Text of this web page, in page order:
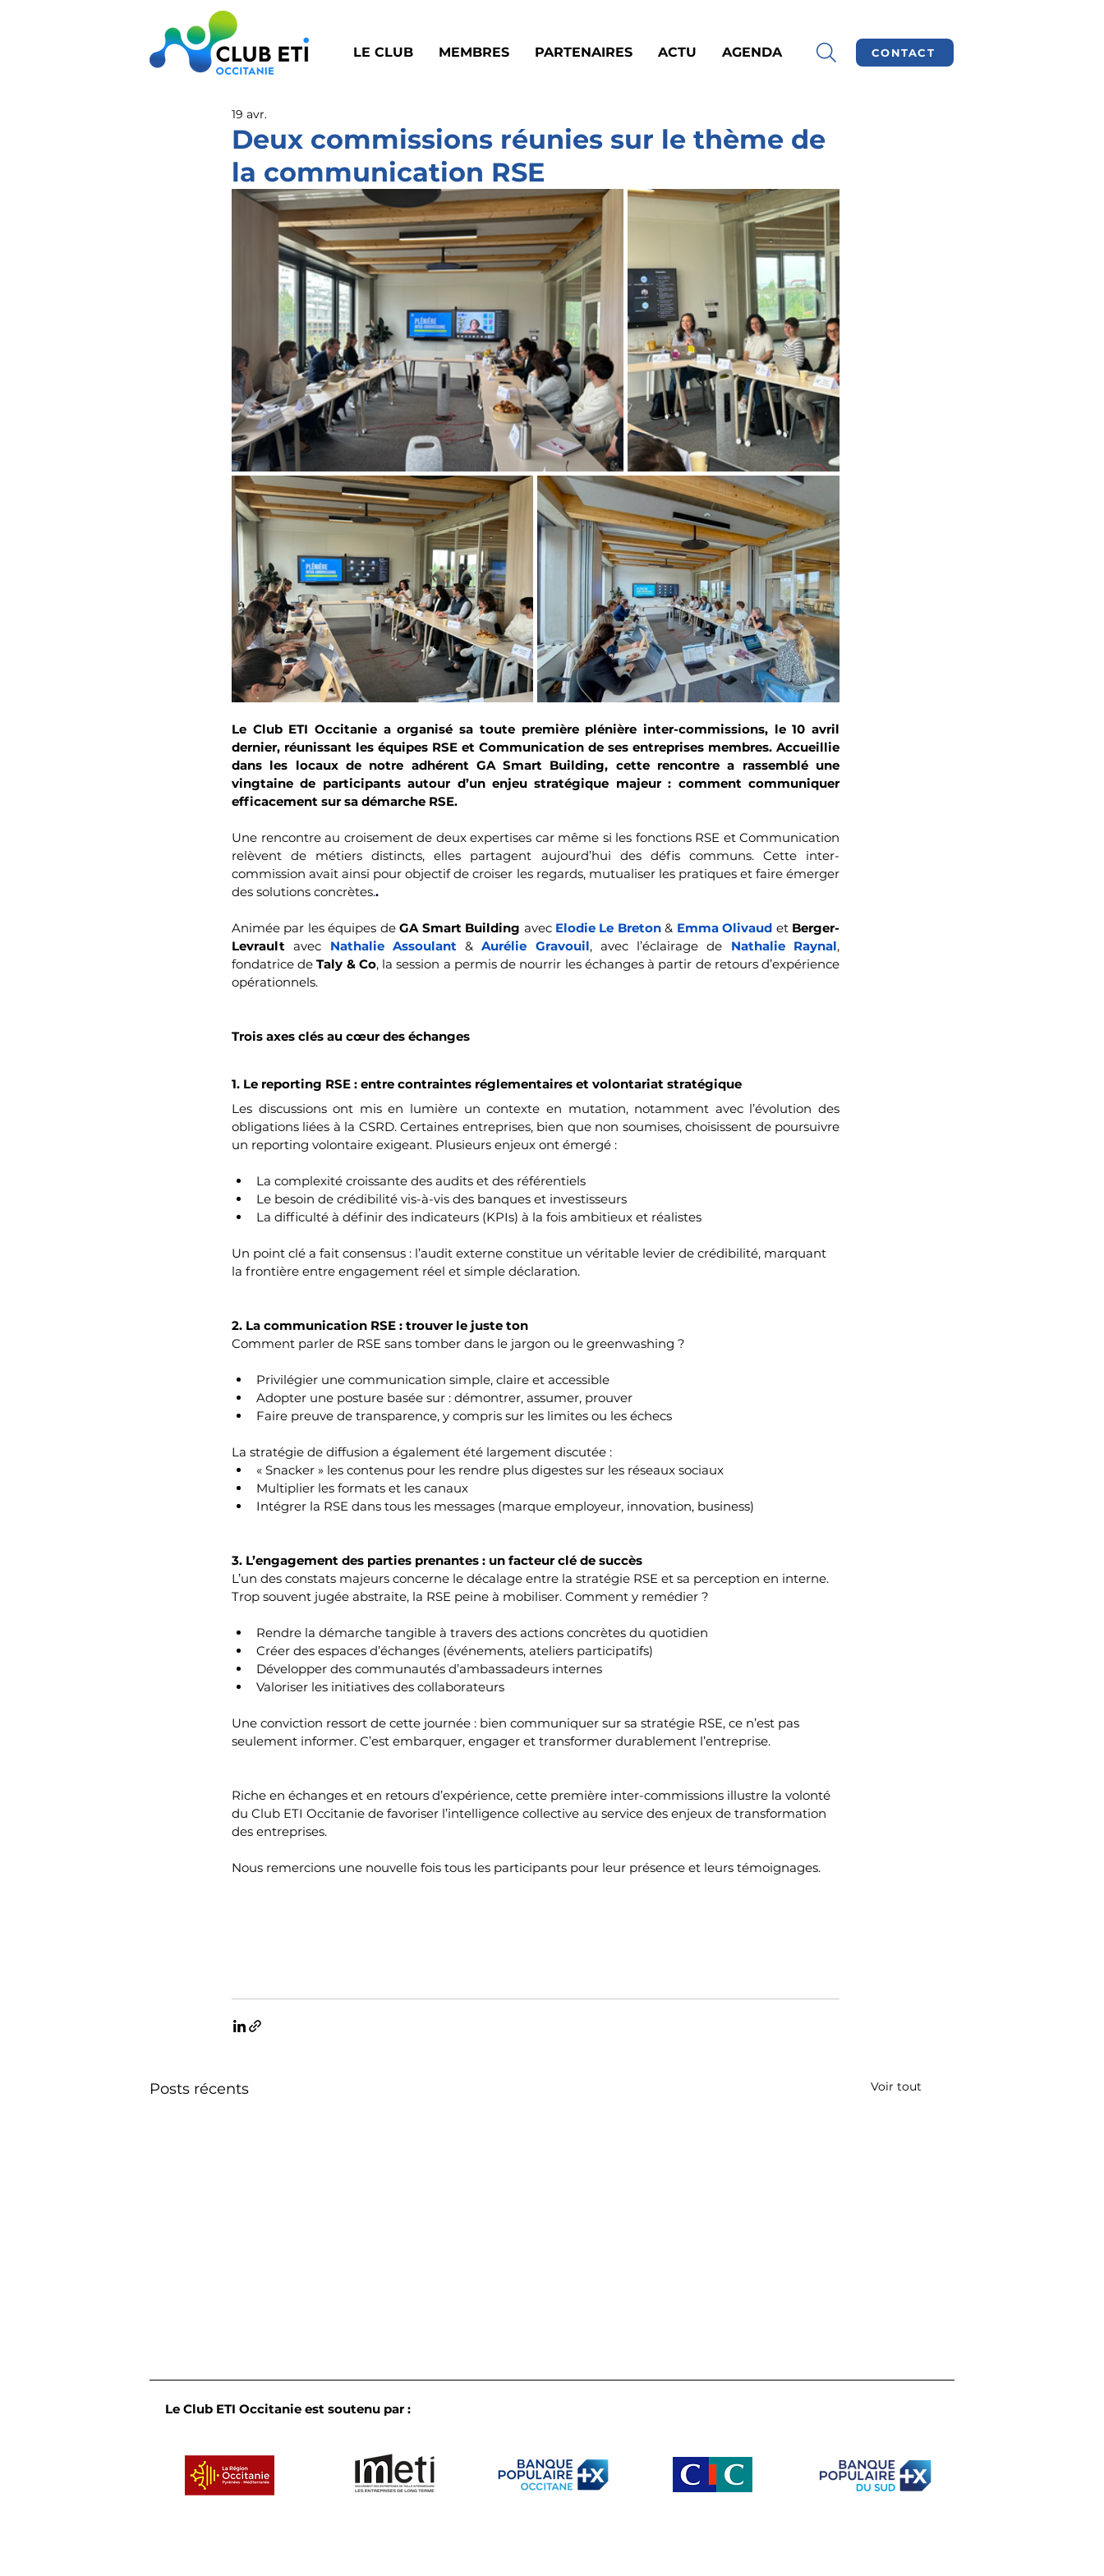
LE CLUB MEMBRES PARTENAIRES ACTU AGENDA CONTACT
Deux commissions réunies sur le thème de
la communication RSE
19 avr.
Le Club ETI Occitanie a organisé sa toute première plénière inter-commissions, le 10 avril
dernier, réunissant les équipes RSE et Communication de ses entreprises membres. Accueillie
dans les locaux de notre adhérent GA Smart Building, cette rencontre a rassemblé une
vingtaine de participants autour d’un enjeu stratégique majeur : comment communiquer
efficacement sur sa démarche RSE.
Une rencontre au croisement de deux expertises car même si les fonctions RSE et Communication
relèvent de métiers distincts, elles partagent aujourd’hui des défis communs. Cette inter-
commission avait ainsi pour objectif de croiser les regards, mutualiser les pratiques et faire émerger
des solutions concrètes..
Animée par les équipes de GA Smart Building avec Elodie Le Breton & Emma Olivaud et Berger-
Levrault avec Nathalie Assoulant & Aurélie Gravouil, avec l’éclairage de Nathalie Raynal,
fondatrice de Taly & Co, la session a permis de nourrir les échanges à partir de retours d’expérience
opérationnels.
Trois axes clés au cœur des échanges
1. Le reporting RSE : entre contraintes réglementaires et volontariat stratégique
Les discussions ont mis en lumière un contexte en mutation, notamment avec l’évolution des
obligations liées à la CSRD. Certaines entreprises, bien que non soumises, choisissent de poursuivre
un reporting volontaire exigeant. Plusieurs enjeux ont émergé :
La complexité croissante des audits et des référentiels
Le besoin de crédibilité vis-à-vis des banques et investisseurs
La difficulté à définir des indicateurs (KPIs) à la fois ambitieux et réalistes
Un point clé a fait consensus : l’audit externe constitue un véritable levier de crédibilité, marquant
la frontière entre engagement réel et simple déclaration.
2. La communication RSE : trouver le juste ton
Comment parler de RSE sans tomber dans le jargon ou le greenwashing ?
Privilégier une communication simple, claire et accessible
Adopter une posture basée sur : démontrer, assumer, prouver
Faire preuve de transparence, y compris sur les limites ou les échecs
La stratégie de diffusion a également été largement discutée :
« Snacker » les contenus pour les rendre plus digestes sur les réseaux sociaux
Multiplier les formats et les canaux
Intégrer la RSE dans tous les messages (marque employeur, innovation, business)
3. L’engagement des parties prenantes : un facteur clé de succès
L’un des constats majeurs concerne le décalage entre la stratégie RSE et sa perception en interne.
Trop souvent jugée abstraite, la RSE peine à mobiliser. Comment y remédier ?
Rendre la démarche tangible à travers des actions concrètes du quotidien
Créer des espaces d’échanges (événements, ateliers participatifs)
Développer des communautés d’ambassadeurs internes
Valoriser les initiatives des collaborateurs
Une conviction ressort de cette journée : bien communiquer sur sa stratégie RSE, ce n’est pas
seulement informer. C’est embarquer, engager et transformer durablement l’entreprise.
Riche en échanges et en retours d’expérience, cette première inter-commissions illustre la volonté
du Club ETI Occitanie de favoriser l’intelligence collective au service des enjeux de transformation
des entreprises.
Nous remercions une nouvelle fois tous les participants pour leur présence et leurs témoignages.
Posts récents Voir tout
Convivialité et partage :
le Cercle des dirigeants
L’IA en pratique dans les
Les ETI face au défi de la
Le Club ETI Occitanie est soutenu par :